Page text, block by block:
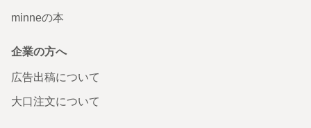
minneの本
企業の方へ
広告出稿について
大口注文について